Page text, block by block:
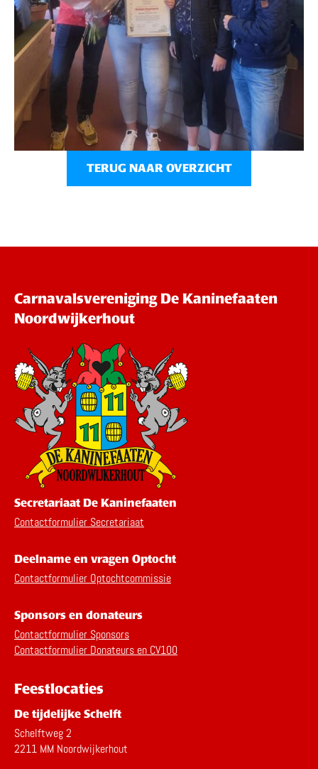
TERUG NAAR OVERZICHT
Carnavalsvereniging De Kaninefaaten
Noordwijkerhout
Secretariaat De Kaninefaaten
Contactformulier Secretariaat
Deelname en vragen Optocht
Contactformulier Optochtcommissie
Sponsors en donateurs
Contactformulier Sponsors
Contactformulier Donateurs en CV100
Feestlocaties
De tijdelijke Schelft
Schelftweg 2
2211 MM Noordwijkerhout